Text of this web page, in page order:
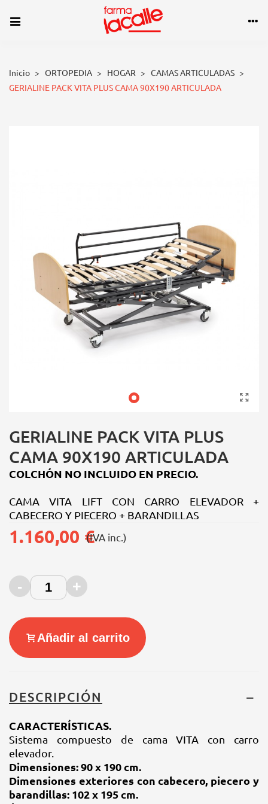
Inicio > ORTOPEDIA > HOGAR > CAMAS ARTICULADAS >
GERIALINE PACK VITA PLUS CAMA 90X190 ARTICULADA
GERIALINE PACK VITA PLUS
CAMA 90X190 ARTICULADA
COLCHÓN NO INCLUIDO EN PRECIO.
CAMA VITA LIFT CON CARRO ELEVADOR +
CABECERO Y PIECERO + BARANDILLAS
1.160,00 €(IVA inc.)
- +
Añadir al carrito
DESCRIPCIÓN
CARACTERÍSTICAS.
Sistema compuesto de cama VITA con carro
elevador.
Dimensiones: 90 x 190 cm.
Dimensiones exteriores con cabecero, piecero y
barandillas: 102 x 195 cm.